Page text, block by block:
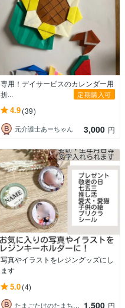
専用！デイサービスのカレンダー用
折...
定期購入可
4.9(39)
元介護士あーちゃん 3,000 円
写真やイラストをレジングッズにし
ます
5.0(4)
たまごたけのたまちゃん 1,500 円